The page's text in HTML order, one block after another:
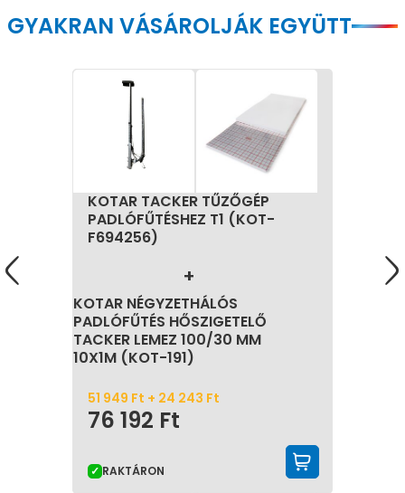
GYAKRAN VÁSÁROLJÁK EGYÜTT
KOTAR TACKER TŰZŐGÉP
PADLÓFŰTÉSHEZ T1 (KOT-
F694256)
51 949 Ft + 24 243 Ft
76 192 Ft
RAKTÁRON
KOTAR NÉGYZETHÁLÓS
PADLÓFŰTÉS HŐSZIGETELŐ
TACKER LEMEZ 100/30 MM
10X1M (KOT-191)